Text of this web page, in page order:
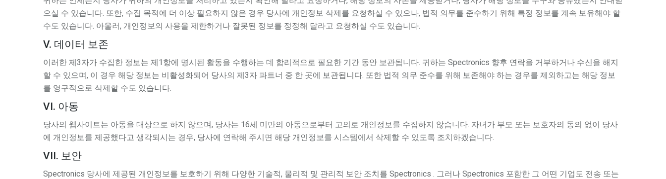
으실 수 있습니다. 또한, 수집 목적에 더 이상 필요하지 않은 경우 당사에 개인정보 삭제를 요청하실 수 있으나, 법적 의무를 준수하기 위해 특정 정보를 계속 보유해야 할
수도 있습니다. 아울러, 개인정보의 사용을 제한하거나 잘못된 정보를 정정해 달라고 요청하실 수도 있습니다.
V. 데이터 보존
이러한 제3자가 수집한 정보는 제1항에 명시된 활동을 수행하는 데 합리적으로 필요한 기간 동안 보관됩니다. 귀하는 Spectronics 향후 연락을 거부하거나 수신을 해지
할 수 있으며, 이 경우 해당 정보는 비활성화되어 당사의 제3자 파트너 중 한 곳에 보관됩니다. 또한 법적 의무 준수를 위해 보존해야 하는 경우를 제외하고는 해당 정보
를 영구적으로 삭제할 수도 있습니다.
VI. 아동
당사의 웹사이트는 아동을 대상으로 하지 않으며, 당사는 16세 미만의 아동으로부터 고의로 개인정보를 수집하지 않습니다. 자녀가 부모 또는 보호자의 동의 없이 당사
에 개인정보를 제공했다고 생각되시는 경우, 당사에 연락해 주시면 해당 개인정보를 시스템에서 삭제할 수 있도록 조치하겠습니다.
VII. 보안
Spectronics 당사에 제공된 개인정보를 보호하기 위해 다양한 기술적, 물리적 및 관리적 보안 조치를 Spectronics . 그러나 Spectronics 포함한 그 어떤 기업도 전송 또는